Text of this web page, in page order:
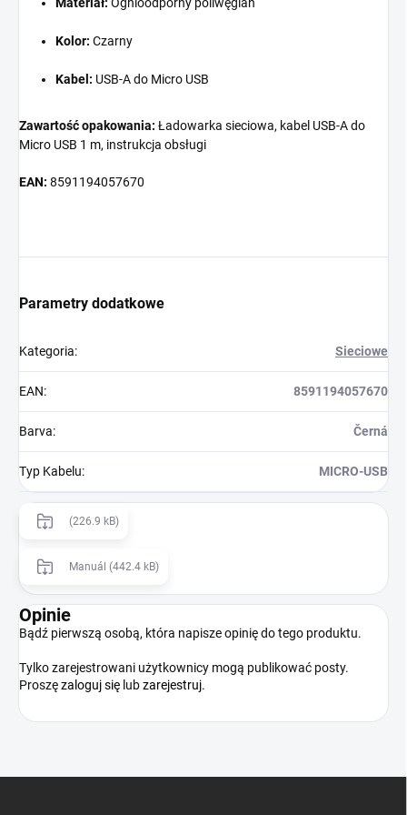
Kolor: Czarny
Kabel: USB-A do Micro USB
Zawartość opakowania: Ładowarka sieciowa, kabel USB-A do
Micro USB 1 m, instrukcja obsługi
EAN: 8591194057670
Parametry dodatkowe
Kategoria: Sieciowe
EAN: 8591194057670
Barva: Černá
Typ Kabelu: MICRO-USB
(226.9 kB)
Manuál (442.4 kB)
Opinie
Bądź pierwszą osobą, która napisze opinię do tego produktu.
Tylko zarejestrowani użytkownicy mogą publikować posty.
Proszęzaloguj się lubzarejestruj.